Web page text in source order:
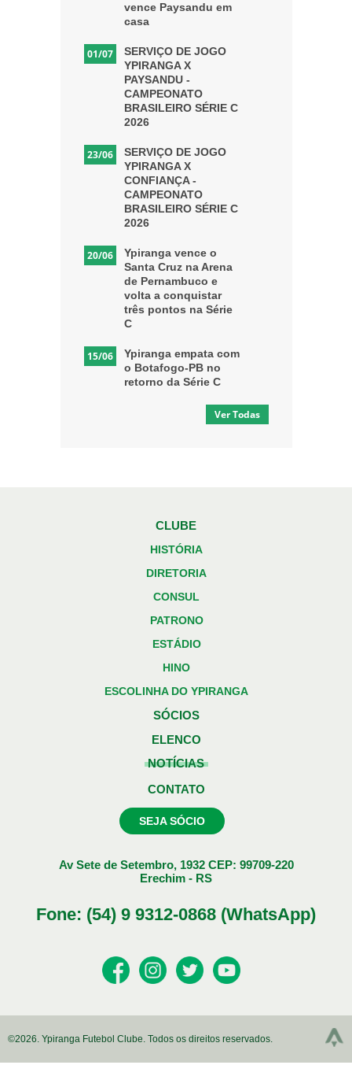
vence Paysandu em
casa
01/07
SERVIÇO DE JOGO
YPIRANGA X
PAYSANDU -
CAMPEONATO
BRASILEIRO SÉRIE C
2026
23/06
SERVIÇO DE JOGO
YPIRANGA X
CONFIANÇA -
CAMPEONATO
BRASILEIRO SÉRIE C
2026
20/06
Ypiranga vence o
Santa Cruz na Arena
de Pernambuco e
volta a conquistar
três pontos na Série
C
15/06
Ypiranga empata com
o Botafogo-PB no
retorno da Série C
Ver Todas
CLUBE
HISTÓRIA
DIRETORIA
CONSUL
PATRONO
ESTÁDIO
HINO
ESCOLINHA DO YPIRANGA
SÓCIOS
ELENCO
NOTÍCIAS
CONTATO
SEJA SÓCIO
Av Sete de Setembro, 1932 CEP: 99709-220
Erechim - RS
Fone: (54) 9 9312-0868 (WhatsApp)
©2026. Ypiranga Futebol Clube. Todos os direitos reservados.